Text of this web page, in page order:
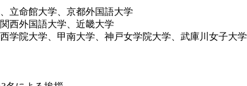
立命館大学、京都外国語大学
西外国語大学、近畿大学
学院大学、甲南大学、神戸女学院大学、武庫川女子大学